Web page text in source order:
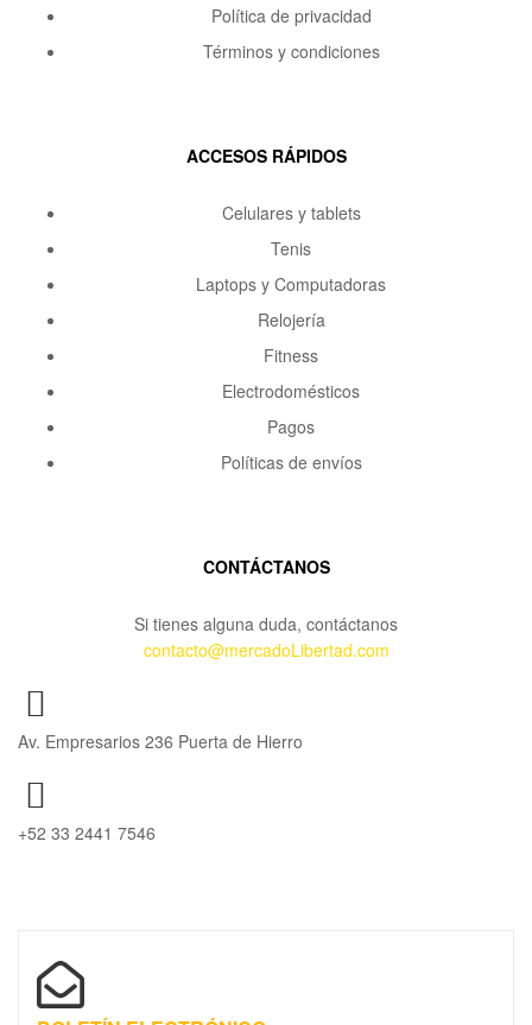
Política de privacidad
Términos y condiciones
ACCESOS RÁPIDOS
Celulares y tablets
Tenis
Laptops y Computadoras
Relojería
Fitness
Electrodomésticos
Pagos
Políticas de envíos
CONTÁCTANOS
Si tienes alguna duda, contáctanos
contacto@mercadoLibertad.com
Av. Empresarios 236 Puerta de Hierro
+52 33 2441 7546